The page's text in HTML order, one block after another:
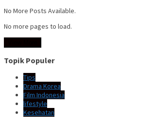
No More Posts Available.
No more pages to load.
Topik Populer
Tips
Drama Korea
Film Indonesia
lifestyle
Kesehatan